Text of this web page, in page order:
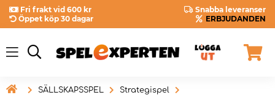
Fri frakt vid 600 kr
Snabba leveranser
Öppet köp 30 dagar
ERBJUDANDEN
 SÄLLSKAPSSPEL
Strategispel